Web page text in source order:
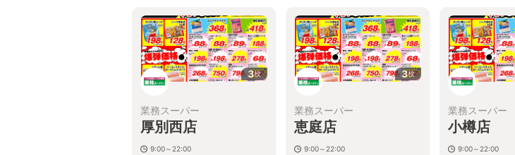
3枚
業務スーパー
厚別西店
9:00～22:00
3枚
業務スーパー
恵庭店
9:00～22:00
業務スーパー
小樽店
9:00～22:00